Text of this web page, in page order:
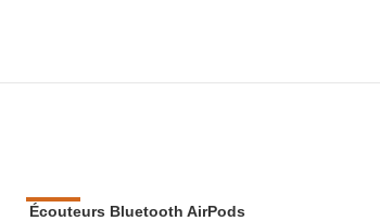
-40%
AJOUTER AU PANIER
Écouteurs Bluetooth AirPods